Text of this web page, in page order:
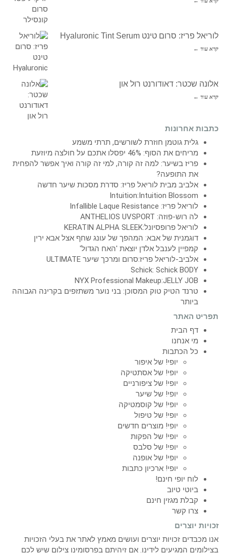
לוריאל פריז: סרום טינט Hyaluronic Tint Serum
קרא עוד ←
אלונה שכטר: דאודורנט רול און
קרא עוד ←
כתבות אחרונות
גלית גוטמן חוזרת לשורשים, תרתי משמע
מריחים את הסוף: 46% יפסלו אתכם על חולצה מיוזעת
פריז בשיער: למה זה קורה, למי זה קורה ואיך אפשר להפחית
את התופעה?
אלביב מבית לוריאל פריז: סדרת מסכות שיער חדשה
Intuition:Intuition Blossom
לוריאל פריז: Infallible Laque Resistance
לה רוש-פוזה: ANTHELIOS UVSPORT
לוריאל פרופסיונל:KERATIN ALPHA SLEEK
דוגמנית של אבא: המהפך של עונג שחף אצל אבא ירין
קמפיין לענבל אלדן יוצאת 'האח הגדול'
אלביב-לוריאל פריז:סרום ומרכך שיער ULTIMATE
Schick: Schick BODY
NYX Professional Makeup:JELLY JOB
טרנד הטיק טוק המסוכן: בני נוער משתזפים בקרינה הגבוהה
ביותר
תפריט האתר
דף הבית
מי אנחנו
כל הכתבות
יופי! של איפור
יופי! של אסתטיקה
יופי! של ציפורניים
יופי! של שיער
יופי! של קוסמטיקה
יופי! של טיפול
יופי! מוצרים חדשים
יופי! של הפקות
יופי! של סלבס
יופי! של אופנה
יופי! ארכיון כתבות
לוח יופי חינם!
ביוטי טיוב
קבלת מגזין חינם
צרו קשר
זכויות יוצרים
אנו מכבדים זכויות יוצרים ועושים מאמץ לאתר את בעלי הזכויות
בצילומים המגיעים לידינו. אם זיהיתם בפרסומינו צילום שיש לכם